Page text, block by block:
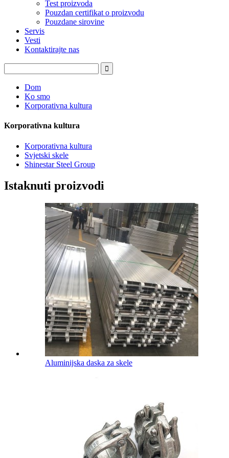
Test proizvoda
Pouzdan certifikat o proizvodu
Pouzdane sirovine
Servis
Vesti
Kontaktirajte nas
Dom
Ko smo
Korporativna kultura
Korporativna kultura
Korporativna kultura
Svjetski skele
Shinestar Steel Group
Istaknuti proizvodi
Aluminijska daska za skele